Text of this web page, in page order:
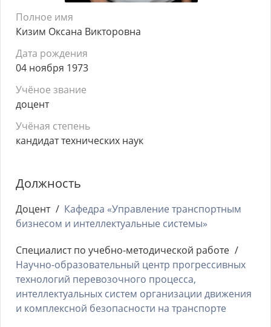
Полное имя
Кизим Оксана Викторовна
Дата рождения
04 ноября 1973
Учёное звание
доцент
Учёная степень
кандидат технических наук
Должность
Доцент
Кафедра «Управление транспортным
бизнесом и интеллектуальные системы»
Специалист по учебно-методической работе
Научно-образовательный центр прогрессивных
технологий перевозочного процесса,
интеллектуальных систем организации движения
и комплексной безопасности на транспорте